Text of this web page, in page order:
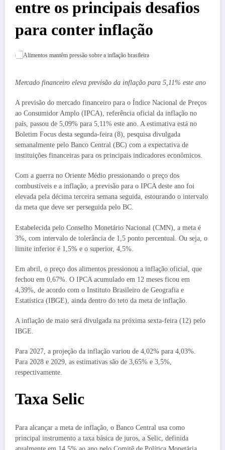
entre os principais desafios
para conter inflação
Mercado financeiro eleva previsão da inflação para 5,11% este ano
A previsão do mercado financeiro para o Índice Nacional de Preços
ao Consumidor Amplo (IPCA), referência oficial da inflação no
país, passou de 5,09% para 5,11% este ano. A estimativa está no
Boletim Focus desta segunda-feira (8), pesquisa divulgada
semanalmente pelo Banco Central (BC) com a expectativa de
instituições financeiras para os principais indicadores econômicos.
Com a guerra no Oriente Médio pressionando o preço dos
combustíveis e a inflação, a previsão para o IPCA deste ano foi
elevada pela décima terceira semana seguida, estourando o intervalo
da meta que deve ser perseguida pelo BC.
Estabelecida pelo Conselho Monetário Nacional (CMN), a meta é
3%, com intervalo de tolerância de 1,5 ponto percentual. Ou seja, o
limite inferior é 1,5% e o superior, 4,5%.
Em abril, o preço dos alimentos pressionou a inflação oficial, que
fechou em 0,67%. O IPCA acumulado em 12 meses ficou em
4,39%, de acordo com o Instituto Brasileiro de Geografia e
Estatística (IBGE), ainda dentro do teto da meta de inflação.
A inflação de maio será divulgada na próxima sexta-feira (12) pelo
IBGE.
Para 2027, a projeção da inflação variou de 4,02% para 4,03%.
Para 2028 e 2029, as estimativas são de 3,65% e 3,5%,
respectivamente.
Taxa Selic
Para alcançar a meta de inflação, o Banco Central usa como
principal instrumento a taxa básica de juros, a Selic, definida